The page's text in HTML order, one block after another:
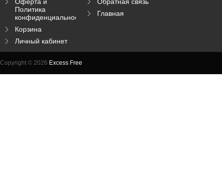
Политика
конфиденциальности
Корзина
Личный кабинет
Главная
Copyright © 2026 Excess Free